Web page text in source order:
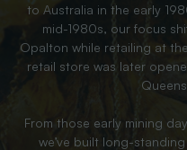
to Australia in the early
mid-1980s, our focus
Opalton while retailing at
retail store was later
From those early mining
we’ve built long-